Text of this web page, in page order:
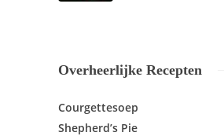
Overheerlijke Recepten
Courgettesoep
Shepherd’s Pie